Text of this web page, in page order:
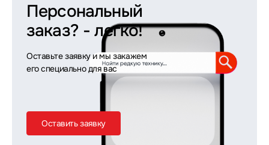
Персональный
заказ? - легко!
Оставьте заявку и мы закажем
его специально для вас
Оставить заявку